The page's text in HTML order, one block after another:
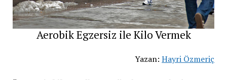
Aerobik Egzersiz ile Kilo Vermek
Yazan:Hayri Özmeriç